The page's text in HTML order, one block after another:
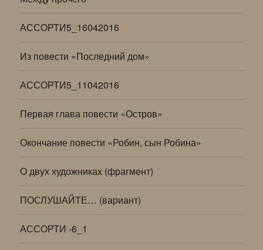
АССОРТИ5_16042016
Из повести «Последний дом»
АССОРТИ5_11042016
Первая глава повести «Остров»
Окончание повести «Робин, сын Робина»
О двух художниках (фрагмент)
ПОСЛУШАЙТЕ… (вариант)
АССОРТИ -6_1